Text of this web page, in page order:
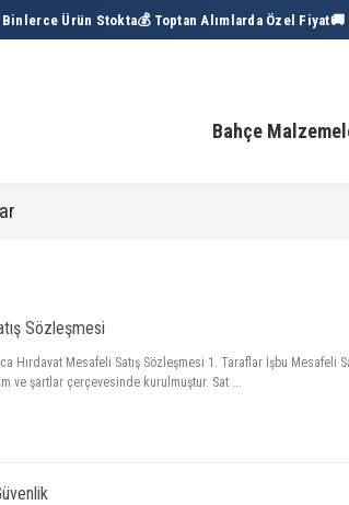
Ürün Stokta💰 Toptan Alımlarda Özel Fiyat🚚
Bahçe
Sözleşmesi
Hırdavat Mesafeli Satış Sözleşmesi 1. Taraflar İşbu Mesafeli
ve şartlar çerçevesinde kurulmuştur. Sat ...